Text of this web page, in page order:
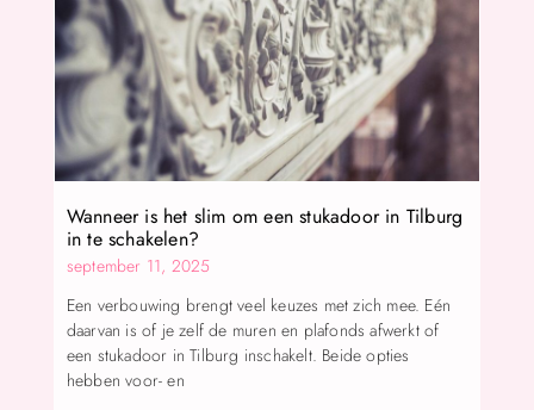
Wanneer is het slim om een stukadoor in Tilburg
in te schakelen?
september 11, 2025
Een verbouwing brengt veel keuzes met zich mee. Eén
daarvan is of je zelf de muren en plafonds afwerkt of
een stukadoor in Tilburg inschakelt. Beide opties
hebben voor- en